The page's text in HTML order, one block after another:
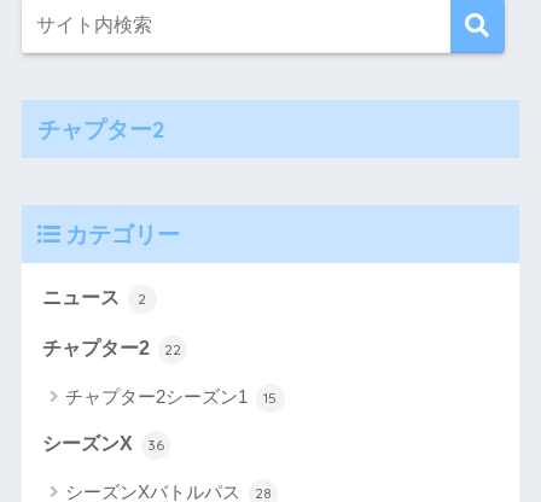
チャプター2
カテゴリー
ニュース 2
チャプター2 22
チャプター2シーズン1 15
シーズンX 36
シーズンXバトルパス 28